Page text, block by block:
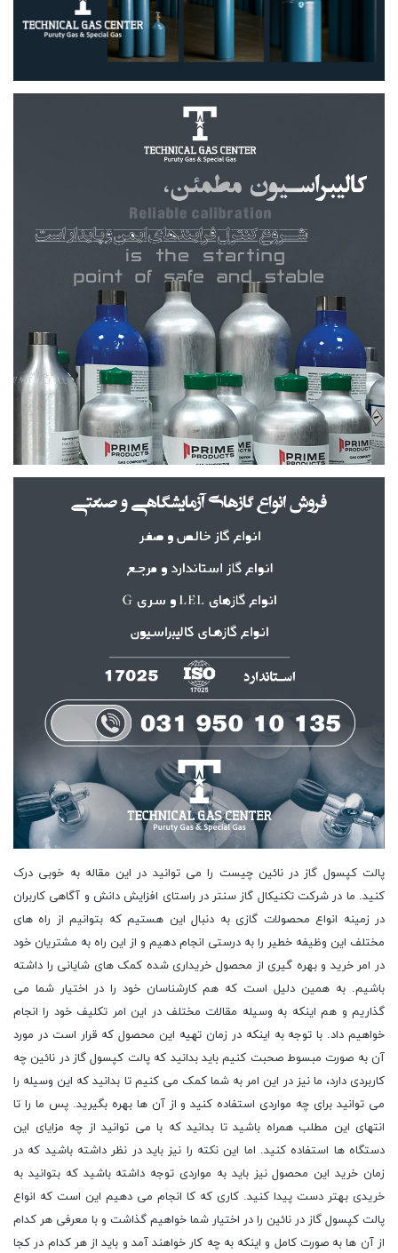
پالت کپسول گاز در نائین چیست را می توانید در این مقاله به خوبی درک
کنید. ما در شرکت تکنیکال گاز سنتر در راستای افزایش دانش و آگاهی کاربران
در زمینه انواع محصولات گازی به دنبال این هستیم که بتوانیم از راه های
مختلف این وظیفه خطیر را به درستی انجام دهیم و از این راه به مشتریان خود
در امر خرید و بهره گیری از محصول خریداری شده کمک های شایانی را داشته
باشیم. به همین دلیل است که هم کارشناسان خود را در اختیار شما می
گذاریم و هم اینکه به وسیله مقالات مختلف در این امر تکلیف خود را انجام
خواهیم داد. با توجه به اینکه در زمان تهیه این محصول که قرار است در مورد
آن به صورت مبسوط صحبت کنیم باید بدانید که پالت کپسول گاز در نائین چه
کاربردی دارد، ما نیز در این امر به شما کمک می کنیم تا بدانید که این وسیله را
می توانید برای چه مواردی استفاده کنید و از آن ها بهره بگیرید. پس ما را تا
انتهای این مطلب همراه باشید تا بدانید که با می توانید از چه مزایای این
دستگاه ها استفاده کنید. اما این نکته را نیز باید در نظر داشته باشید که در
زمان خرید این محصول نیز باید به مواردی توجه داشته باشید که بتوانید به
خریدی بهتر دست پیدا کنید. کاری که کا انجام می دهیم این است که انواع
پالت کپسول گاز در نائین را در اختیار شما خواهیم گذاشت و با معرفی هر کدام
از آن ها به صورت کامل و اینکه به چه کار خواهند آمد و باید از هر کدام در کجا